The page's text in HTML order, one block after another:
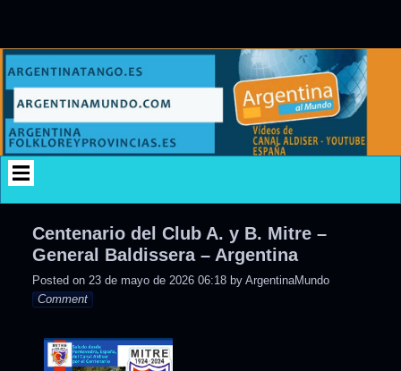
content
Centenario del Club A. y B. Mitre –
General Baldissera – Argentina
Posted on 23 de mayo de 2026 06:18 by ArgentinaMundo
Comment